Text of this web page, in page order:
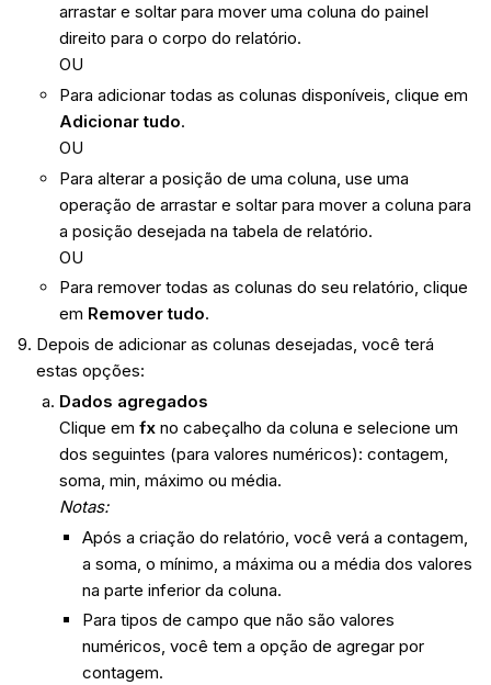
arrastar e soltar para mover uma coluna do painel
direito para o corpo do relatório.
OU
Para adicionar todas as colunas disponíveis, clique em
Adicionar tudo.
OU
Para alterar a posição de uma coluna, use uma
operação de arrastar e soltar para mover a coluna para
a posição desejada na tabela de relatório.
OU
Para remover todas as colunas do seu relatório, clique
em Remover tudo.
Depois de adicionar as colunas desejadas, você terá
estas opções:
Dados agregados
Clique em fxno cabeçalho da coluna e selecione um
dos seguintes (para valores numéricos): contagem,
soma, min, máximo ou média.
Notas:
Após a criação do relatório, você verá a contagem,
a soma, o mínimo, a máxima ou a média dos valores
na parte inferior da coluna.
Para tipos de campo que não são valores
numéricos, você tem a opção de agregar por
contagem.